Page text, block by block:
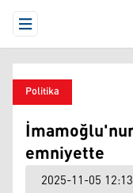
Open Menu
Politika
emniyette
2025-11-05 12:13